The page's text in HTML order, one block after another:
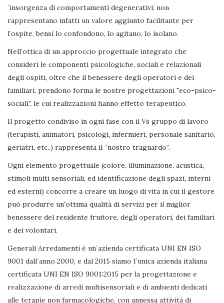
´insorgenza di comportamenti degenerativi; non
rappresentano infatti un valore aggiunto facilitante per
l’ospite, bensì lo confondono, lo agitano, lo isolano.
Nell’ottica di un approccio progettuale integrato che
consideri le componenti psicologiche, sociali e relazionali
degli ospiti, oltre che il benessere degli operatori e dei
familiari, prendono forma le nostre progettazioni "eco-psico-
sociali", le cui realizzazioni hanno effetto terapeutico.
Il progetto condiviso in ogni fase con il Vs gruppo di lavoro
(terapisti, animatori, psicologi, infermieri, personale sanitario,
geriatri, etc..) rappresenta il “nostro traguardo”.
Ogni elemento progettuale (colore, illuminazione, acustica,
stimoli multi sensoriali, ed identificazione degli spazi, interni
ed esterni) concorre a creare un luogo di vita in cui il gestore
può produrre un'ottima qualità di servizi per il miglior
benessere del residente fruitore, degli operatori, dei familiari
e dei volontari.
Generali Arredamenti è un´azienda certificata UNI EN ISO
9001 dall´anno 2000, e dal 2015 siamo l´unica azienda italiana
certificata UNI EN ISO 9001:2015 per la progettazione e
realizzazione di arredi multisensoriali e di ambienti dedicati
alle terapie non farmacologiche, con annessa attività di